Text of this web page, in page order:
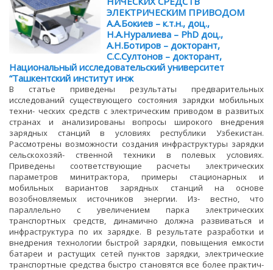
ЭЛЕКТРИЧЕСКИМ ПРИВОДОМ
А.А.Бокиев – к.т.н., доц.,
Н.А.Нуралиева – PhD доц.,
А.Н.Ботиров – докторант,
С.С.Султонов – докторант,
Национальный исследовательский университет
“Ташкентский институт инж
В статье приведены результаты предварительных
исследований существующего состояния зарядки мобильных
техни- ческих средств с электрическим приводом в развитых
странах и анализированы вопросы широкого внедрения
зарядных станций в условиях республики Узбекистан.
Рассмотрены возможности создания инфраструктуры зарядки
сельскохозяй- ственной техники в полевых условиях.
Приведены соответствующие расчеты электрических
параметров минитрактора, примеры стационарных и
мобильных вариантов зарядных станций на основе
возобновляемых источников энергии. Из- вестно, что
параллельно с увеличением парка электрических
транспортных средств, динамично должна развиваться и
инфраструктура по их зарядке. В результате разработки и
внедрения технологии быстрой зарядки, повыщения емкости
батареи и растущих сетей пунктов зарядки, электрические
транспортные средства быстро становятся все более практич-